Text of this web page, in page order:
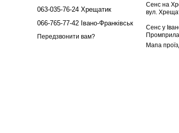
063-035-76-24 Хрещатик
066-765-77-42 Івано-Франківськ
Передзвонити вам?
Сенс на
вул.
Сенс у
Мапа